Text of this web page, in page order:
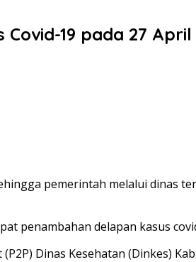
19 pada 27
pemerintah melalui dinas
penambahan delapan kasus
Dinas Kesehatan (Dinkes)